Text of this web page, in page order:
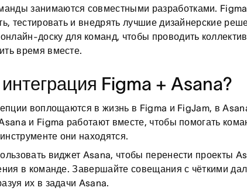
занимаются совместными разработками.
тестировать и внедрять лучшие дизайнерские
доску для команд, чтобы проводить
время вместе.
Figma + Asana?
воплощаются в жизнь в Figma и FigJam, в
и Figma работают вместе, чтобы помогать
они находятся.
виджет Asana, чтобы перенести проекты
в команде. Завершайте совещания с чёткими
их в задачи Asana.